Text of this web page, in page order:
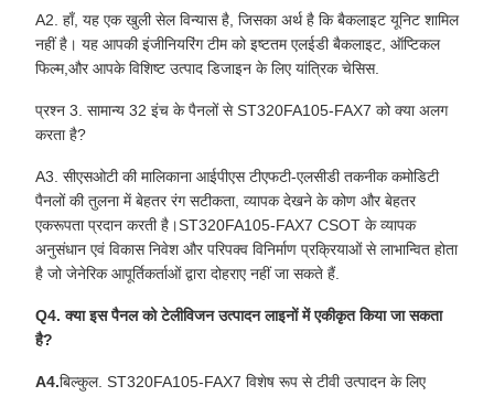
A2. हाँ, यह एक खुली सेल विन्यास है, जिसका अर्थ है कि बैकलाइट यूनिट शामिल
नहीं है। यह आपकी इंजीनियरिंग टीम को इष्टतम एलईडी बैकलाइट, ऑप्टिकल
फिल्म,और आपके विशिष्ट उत्पाद डिजाइन के लिए यांत्रिक चेसिस.
प्रश्न 3. सामान्य 32 इंच के पैनलों से ST320FA105-FAX7 को क्या अलग
करता है?
A3. सीएसओटी की मालिकाना आईपीएस टीएफटी-एलसीडी तकनीक कमोडिटी
पैनलों की तुलना में बेहतर रंग सटीकता, व्यापक देखने के कोण और बेहतर
एकरूपता प्रदान करती है।ST320FA105-FAX7 CSOT के व्यापक
अनुसंधान एवं विकास निवेश और परिपक्व विनिर्माण प्रक्रियाओं से लाभान्वित होता
है जो जेनेरिक आपूर्तिकर्ताओं द्वारा दोहराए नहीं जा सकते हैं.
Q4. क्या इस पैनल को टेलीविजन उत्पादन लाइनों में एकीकृत किया जा सकता
है?
A4.बिल्कुल. ST320FA105-FAX7 विशेष रूप से टीवी उत्पादन के लिए